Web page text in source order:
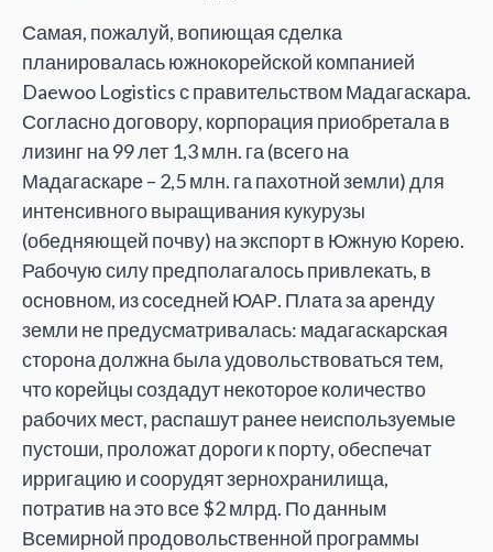
Самая, пожалуй, вопиющая сделка
планировалась южнокорейской компанией
Daewoo Logistics с правительством Мадагаскара.
Согласно договору, корпорация приобретала в
лизинг на 99 лет 1,3 млн. га (всего на
Мадагаскаре – 2,5 млн. га пахотной земли) для
интенсивного выращивания кукурузы
(обедняющей почву) на экспорт в Южную Корею.
Рабочую силу предполагалось привлекать, в
основном, из соседней ЮАР. Плата за аренду
земли не предусматривалась: мадагаскарская
сторона должна была удовольствоваться тем,
что корейцы создадут некоторое количество
рабочих мест, распашут ранее неиспользуемые
пустоши, проложат дороги к порту, обеспечат
ирригацию и соорудят зернохранилища,
потратив на это все $2 млрд. По данным
Всемирной продовольственной программы